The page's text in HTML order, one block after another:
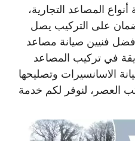
المصاعد التجارية،
على التركيب يصل
أفضل فنيين صيانة مصاعد
في تركيب المصاعد
الاسانسيرات وتصليحها
العصر، لنوفر لكم خدمة